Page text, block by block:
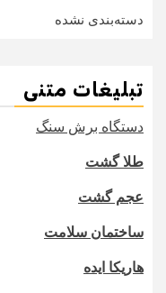
دسته‌بندی نشده
تبلیغات متنی
دستگاه برش سنگ
طلا گشت
عجم گشت
ساختمان سلامت
هاریکا ایده